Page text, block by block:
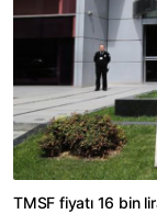
TMSF fiyatı 16 bin